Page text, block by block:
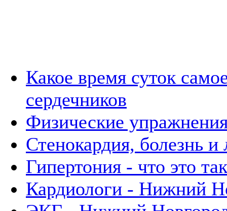
Какое время суток
сердечников
Физические
Стенокардия, болезнь и
Гипертония - что это
Кардиологи - Нижний